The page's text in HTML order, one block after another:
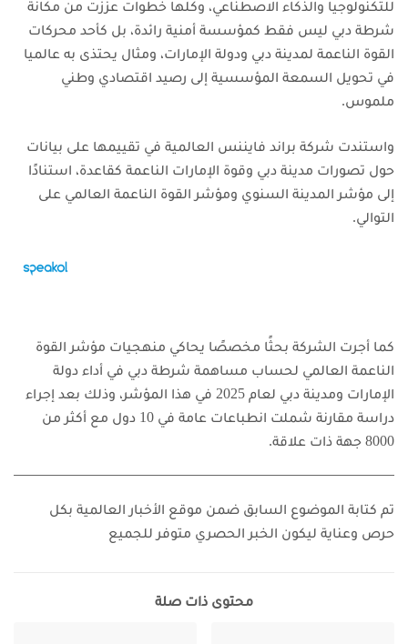
للتكنولوجيا والذكاء الاصطناعي، وكلها خطوات عززت من مكانة
شرطة دبي ليس فقط كمؤسسة أمنية رائدة، بل كأحد محركات
القوة الناعمة لمدينة دبي ودولة الإمارات، ومثال يحتذى به عالميا
في تحويل السمعة المؤسسية إلى رصيد اقتصادي وطني
ملموس.
واستندت شركة براند فايننس العالمية في تقييمها على بيانات
حول تصورات مدينة دبي وقوة الإمارات الناعمة كقاعدة، استنادًا
إلى مؤشر المدينة السنوي ومؤشر القوة الناعمة العالمي على
التوالي.
كما أجرت الشركة بحثًا مخصصًا يحاكي منهجيات مؤشر القوة
الناعمة العالمي لحساب مساهمة شرطة دبي في أداء دولة
الإمارات ومدينة دبي لعام 2025 في هذا المؤشر، وذلك بعد إجراء
دراسة مقارنة شملت انطباعات عامة في 10 دول مع أكثر من
8000 جهة ذات علاقة.
تم كتابة الموضوع السابق ضمن موقع الأخبار العالمية بكل
حرص وعناية ليكون الخبر الحصري متوفر للجميع
محتوى ذات صلة